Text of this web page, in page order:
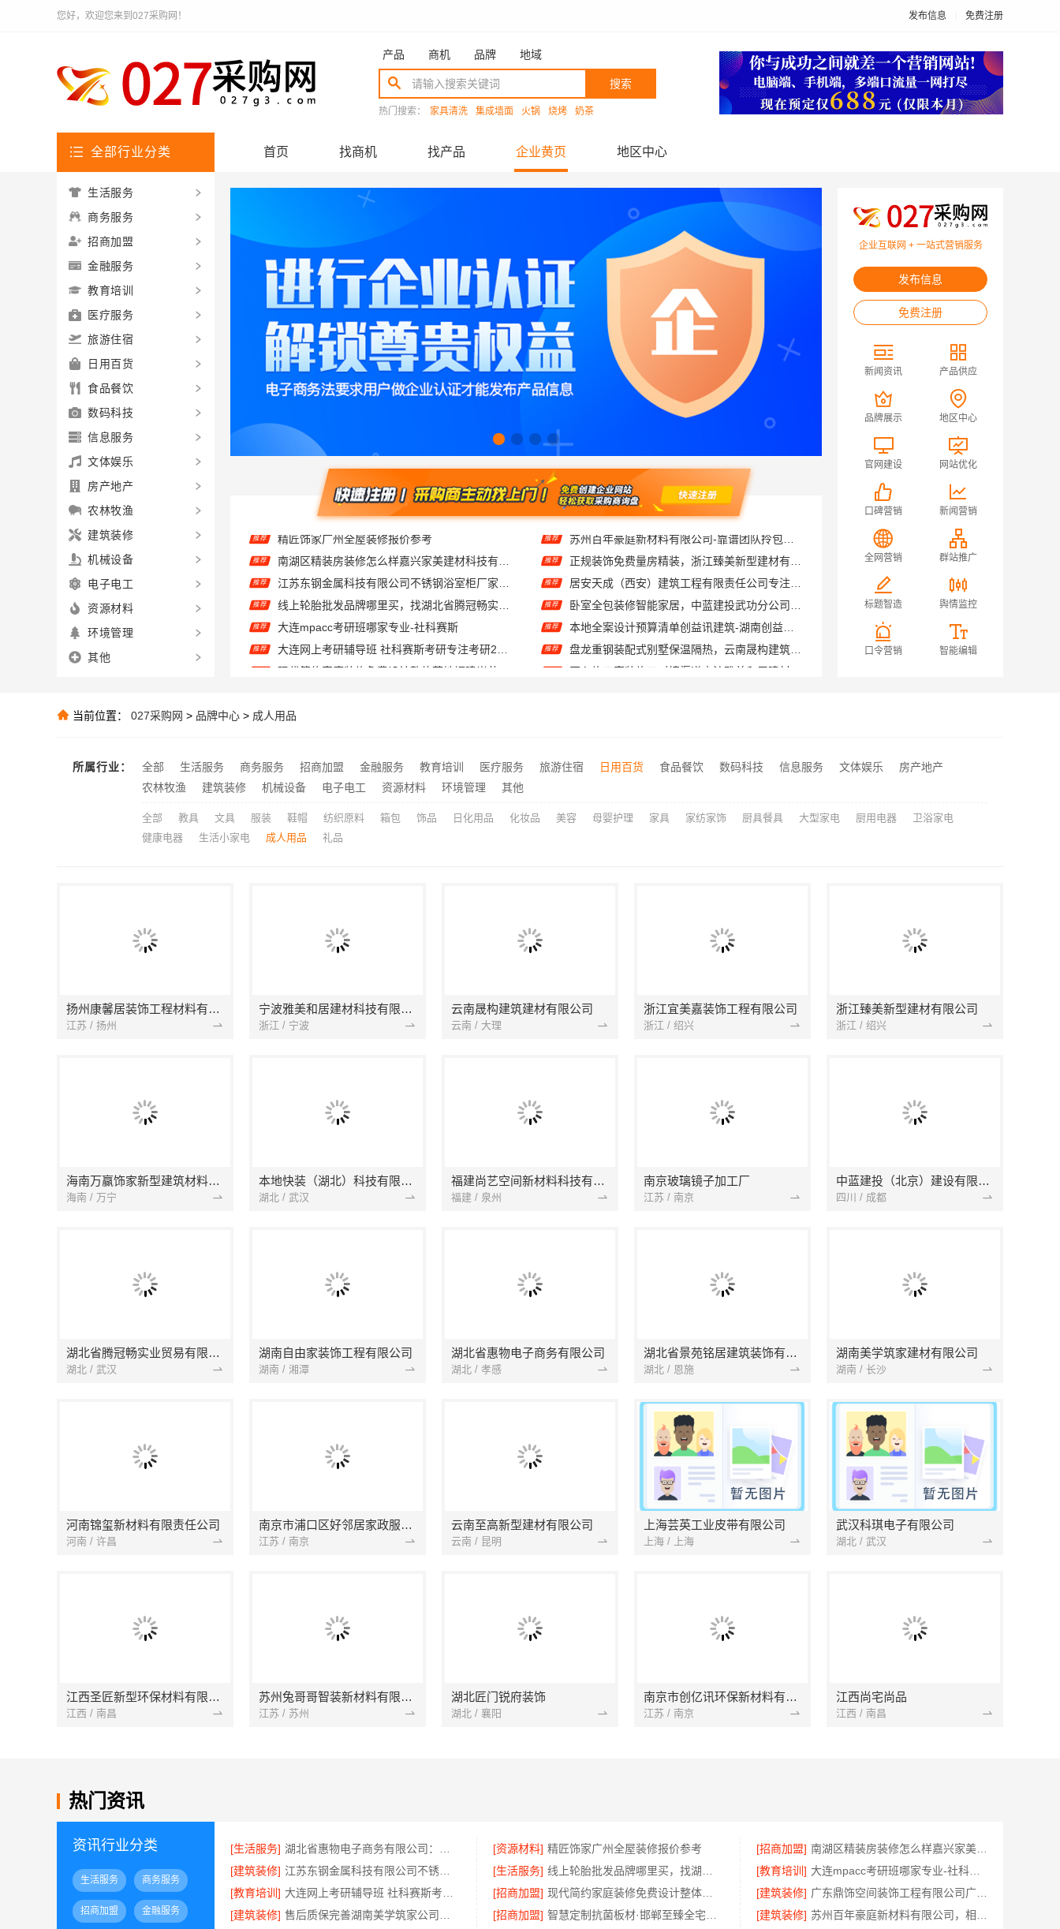
您好，欢迎您来到027采购网！ 发布信息 免费注册
产品 商机 品牌 地域
搜索
热门搜索： 家具清洗 集成墙面 火锅 烧烤 奶茶
全部行业分类 首页 找商机 找产品 企业黄页 地区中心
推荐
推荐 江苏东钢金属科技有限公司不锈钢浴室柜厂家口碑如何
推荐 线上轮胎批发品牌哪里买，找湖北省腾冠畅实业贸易有限公司
推荐 大连mpacc考研班哪家专业-社科赛斯
推荐
推荐 现代简约家庭装修免费设计整体落地福建尚艺空间公司
推荐
推荐 湖北省惠物电子商务有限公司：畅销生鲜食品软件功能
推荐 精匠饰家广州全屋装修报价参考
推荐 正规装饰免费量房精装，浙江臻美新型建材有限公司贴心服务
推荐 居安天成（西安）建筑工程有限责任公司专注西安高新区家装设计刚需房
推荐 卧室全包装修智能家居，中蓝建投武功分公司设计施工
推荐 本地全案设计预算清单创益讯建筑-湖南创益讯建筑有限公司
推荐 盘龙重钢装配式别墅保温隔热，云南晟构建筑建材有限公司品质之选
推荐 匠心施工家装施工对接渠道宁波雅美和居建材科技有限公司
推荐 西安性价比高家装施工改善房免费量房——居安天成
企业互联网 + 一站式营销服务
发布信息
免费注册
新闻资讯 产品供应
品牌展示 地区中心
官网建设 网站优化
口碑营销 新闻营销
全网营销 群站推广
标题智造 舆情监控
口令营销 智能编辑
生活服务
商务服务
招商加盟
金融服务
教育培训
医疗服务
旅游住宿
日用百货
食品餐饮
数码科技
信息服务
文体娱乐
房产地产
农林牧渔
建筑装修
机械设备
电子电工
资源材料
环境管理
其他
当前位置： 027采购网 > 品牌中心 > 成人用品
所属行业： 全部 生活服务 商务服务 招商加盟 金融服务 教育培训 医疗服务 旅游住宿 日用百货 食品餐饮 数码科技 信息服务 文体娱乐
房产地产
农林牧渔
建筑装修 机械设备 电子电工 资源材料 环境管理 其他
全部 教具 文具 服装 鞋帽 纺织原料 箱包 饰品 日化用品 化妆品 美容 母婴护理 家具 家纺家饰 厨具餐具 大型家电 厨用电器
卫浴家电
健康电器
生活小家电 成人用品 礼品
扬州康馨居装饰工程材料有限公司
江苏 / 扬州
宁波雅美和居建材科技有限公司
浙江 / 宁波
云南晟构建筑建材有限公司
云南 / 大理
浙江宜美嘉装饰工程有限公司
浙江 / 绍兴
浙江臻美新型建材有限公司
浙江 / 绍兴
海南万赢饰家新型建筑材料有限公司
海南 / 万宁
本地快装（湖北）科技有限公司
湖北 / 武汉
福建尚艺空间新材料科技有限公司
福建 / 泉州
南京玻璃镜子加工厂
江苏 / 南京
中蓝建投（北京）建设有限公司四川第一分公司
四川 / 成都
湖北省腾冠畅实业贸易有限公司
湖北 / 武汉
湖南自由家装饰工程有限公司
湖南 / 湘潭
湖北省惠物电子商务有限公司
湖北 / 孝感
湖北省景苑铭居建筑装饰有限公司
湖北 / 恩施
湖南美学筑家建材有限公司
湖南 / 长沙
河南锦玺新材料有限责任公司
河南 / 许昌
南京市浦口区好邻居家政服务中心
江苏 / 南京
云南至高新型建材有限公司
云南 / 昆明
上海芸英工业皮带有限公司
上海 / 上海
武汉科琪电子有限公司
湖北 / 武汉
江西圣匠新型环保材料有限公司
江西 / 南昌
苏州兔哥哥智装新材料有限公司
江苏 / 苏州
湖北匠门锐府装饰
湖北 / 襄阳
南京市创亿讯环保新材料有限公司
江苏 / 南京
江西尚宅尚品
江西 / 南昌
热门资讯
资讯行业分类
生活服务 商务服务
招商加盟 金融服务
[生活服务] [资源材料] 精匠饰家广州全屋装修报价参考 [招商加盟]
南湖区精装房装修怎么样嘉兴家美建材科技有限公司帮您解答
[建筑装修]
[生活服务] [教育培训]
大连mpacc考研班哪家专业-社科赛斯
[教育培训]
[招商加盟] [建筑装修]
广东鼎饰空间装饰工程有限公司广州靠谱室内设计服务
[建筑装修]
[招商加盟] [建筑装修]